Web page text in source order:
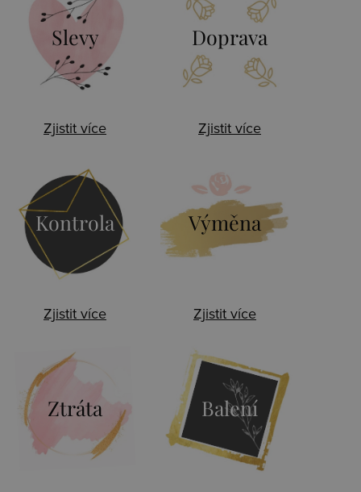
Slevy
Zjistit více
Doprava
Zjistit více
Kontrola
Zjistit více
Výměna
Zjistit více
Ztráta Balení